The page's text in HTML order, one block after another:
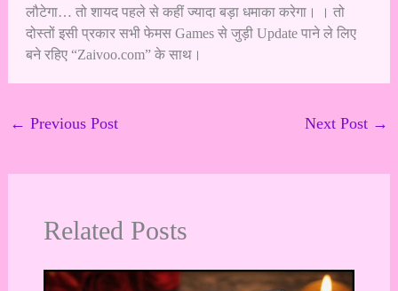
लौटेगा… तो शायद पहले से कहीं ज्यादा बड़ा धमाका करेगा। । तो
दोस्तों इसी प्रकार सभी फेमस Games से जुड़ी Update पाने ले लिए
बने रहिए “Zaivoo.com” के साथ।
← Previous Post Next Post →
Related Posts